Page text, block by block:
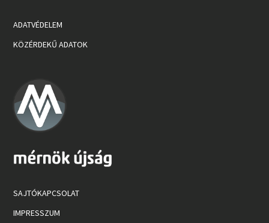
ADATVÉDELEM
KÖZÉRDEKŰ ADATOK
SAJTÓKAPCSOLAT
IMPRESSZUM